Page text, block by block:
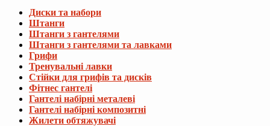
Диски та набори
Штанги
Штанги з гантелями
Штанги з гантелями та лавками
Грифи
Тренувальні лавки
Стійки для грифів та дисків
Фітнес гантелі
Гантелі набірні металеві
Гантелі набірні композитні
Жилети обтяжувачі